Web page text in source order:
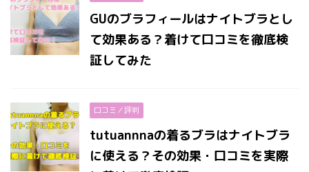
GUのブラフィールはナイトブラとし
て効果ある？着けて口コミを徹底検
証してみた
口コミ／評判
tutuannnaの着るブラはナイトブラ
に使える？その効果・口コミを実際